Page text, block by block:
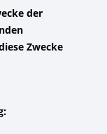
der
Zwecke